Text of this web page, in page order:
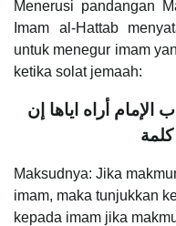
Menerusi pandangan
Imam al-Hattab
untuk menegur imam
ketika solat jemaah:
أراه اياها إن
Maksudnya: Jika
imam, maka tunjukkan
kepada imam jika